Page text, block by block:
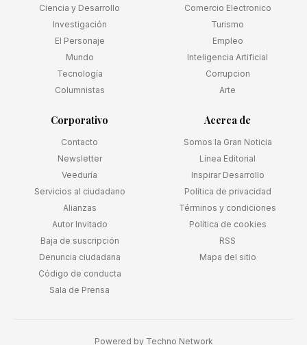
Ciencia y Desarrollo
Investigación
El Personaje
Mundo
Tecnología
Columnistas
Comercio Electronico
Turismo
Empleo
Inteligencia Artificial
Corrupcion
Arte
Corporativo
Contacto
Newsletter
Veeduría
Servicios al ciudadano
Alianzas
Autor Invitado
Baja de suscripción
Denuncia ciudadana
Código de conducta
Sala de Prensa
Acerca de
Somos la Gran Noticia
Línea Editorial
Inspirar Desarrollo
Política de privacidad
Términos y condiciones
Política de cookies
RSS
Mapa del sitio
Powered by Techno Network